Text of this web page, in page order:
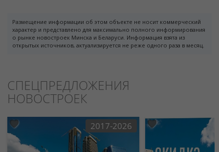
Размещение информации об этом объекте не носит коммерческий
характер и представлено для максимально полного информирования
о рынке новостроек Минска и Беларуси. Информация взята из
открытых источников, актуализируется не реже одного раза в месяц.
СПЕЦПРЕДЛОЖЕНИЯ
НОВОСТРОЕК
2017-2026